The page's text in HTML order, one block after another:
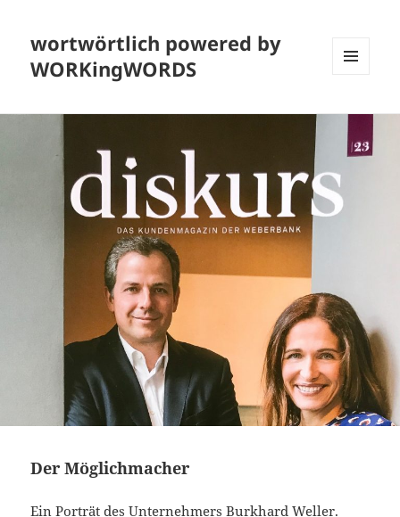
wortwörtlich powered by
WORKingWORDS
WIDGETS
Der Möglichmacher
Ein Porträt des Unternehmers Burkhard Weller.